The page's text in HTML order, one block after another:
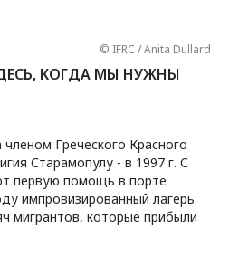
© IFRC / Anita Dullard
КОГДА МЫ НУЖНЫ
членом Греческого Красного
Старамопулу - в 1997 г. С
первую помощь в порте
импровизированный лагерь
мигрантов, которые прибыли